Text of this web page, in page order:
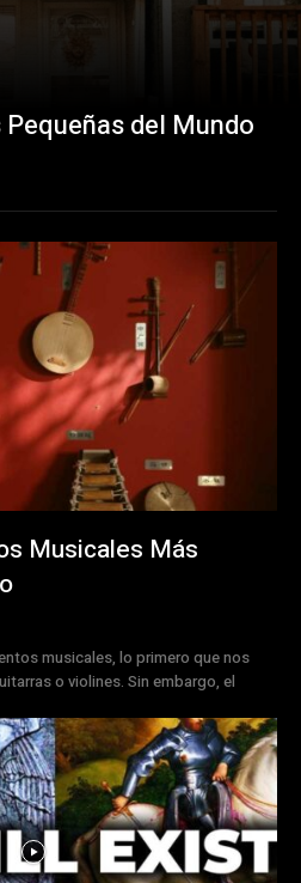
del Mundo
Musicales Más
musicales, lo primero que nos
o violines. Sin embargo, el